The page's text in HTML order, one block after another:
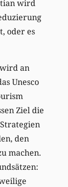
wird
oder es
an
Unesco
Ziel die
den
machen.